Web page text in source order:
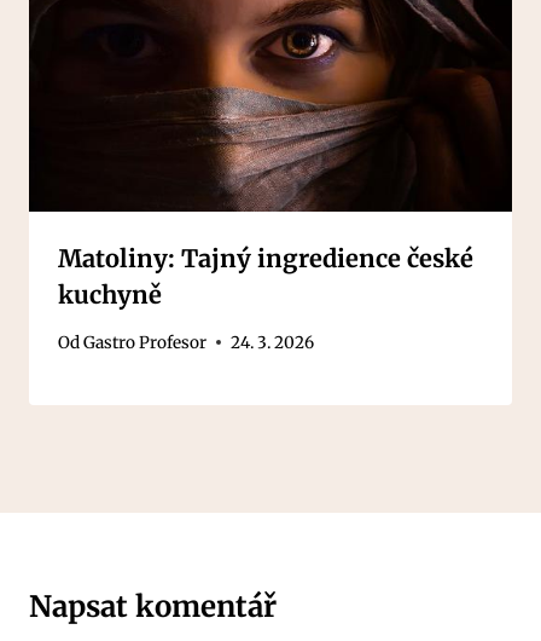
Matoliny: Tajný ingredience české
kuchyně
OdGastro Profesor 24. 3. 2026
Napsat komentář